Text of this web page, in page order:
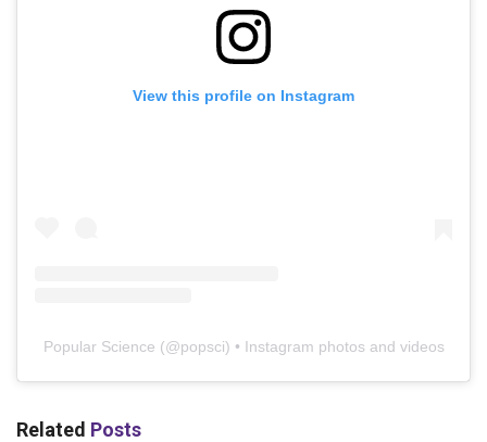
View this profile on Instagram
Popular Science (@popsci) • Instagram photos and videos
Related Posts